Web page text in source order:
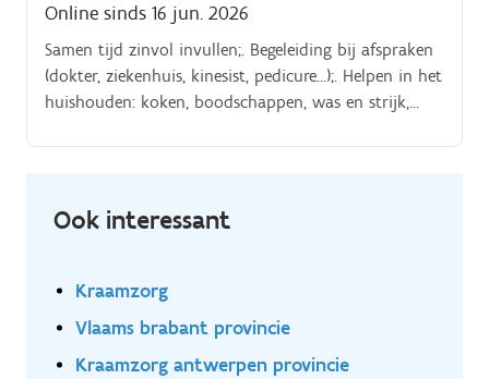
Online sinds 16 jun. 2026
Samen tijd zinvol invullen;. Begeleiding bij afspraken
(dokter, ziekenhuis, kinesist, pedicure…);. Helpen in het
huishouden: koken, boodschappen, was en strijk,
Ook interessant
Kraamzorg
Vlaams brabant provincie
Kraamzorg antwerpen provincie